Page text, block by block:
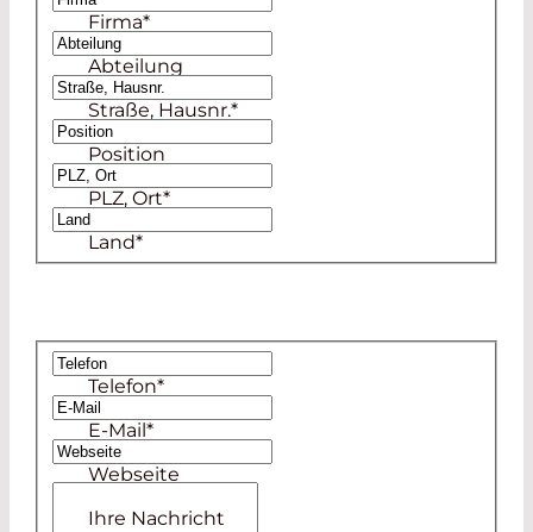
Herr
Firma*
Abteilung
Straße, Hausnr.*
Position
PLZ, Ort*
Land*
Telefon*
E-Mail*
Webseite
Ihre Nachricht